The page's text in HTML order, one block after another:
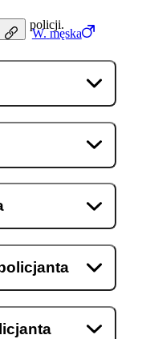
W. męska
policji.